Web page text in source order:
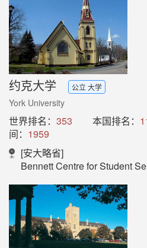
约克大学 公立 大学
York University
世界排名： 353 本国排名：
间： 1959
[安大略省]
Bennett Centre for Student Services, 99 Ian MacDonald Blvd,